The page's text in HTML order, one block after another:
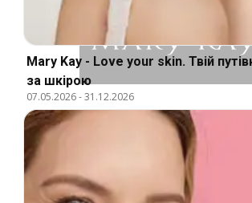
Mary Kay - Love your skin. Твій
за шкірою
07.05.2026-31.12.2026